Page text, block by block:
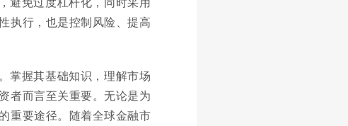
执行，也是控制风险、提高
掌握其基础知识，理解市场
者而言至关重要。无论是为
重要途径。随着全球金融市